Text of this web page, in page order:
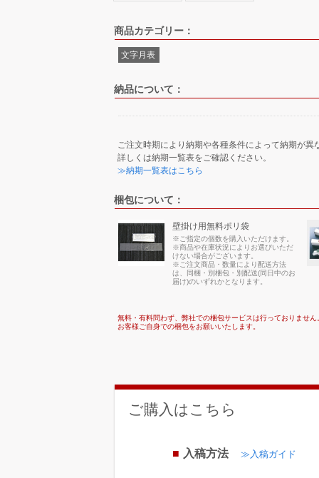
商品カテゴリー：
文字月表
納品について：
ご注文時期により納期や各種条件によって納期が異
詳しくは納期一覧表をご確認ください。
≫納期一覧表はこちら
梱包について：
壁掛け用無料ポリ袋
※ご指定の個数を購入いただけます。
※商品や在庫状況によりお選びいただ
けない場合がございます。
※ご注文商品・数量により配送方法
は、同梱・別梱包・別配送(同日中のお
届け)のいずれかとなります。
無料・有料問わず、弊社での梱包サービスは行っておりません
お客様ご自身での梱包をお願いいたします。
ご購入はこちら
入稿方法 ≫入稿ガイド